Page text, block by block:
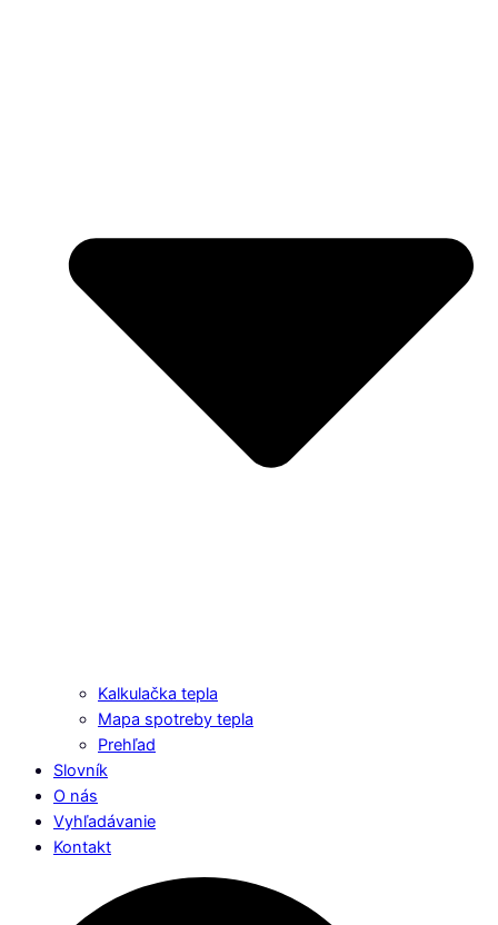
Kalkulačka tepla
Mapa spotreby tepla
Prehľad
Slovník
O nás
Vyhľadávanie
Kontakt